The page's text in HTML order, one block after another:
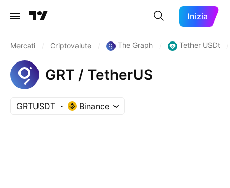
Inizia
Mercati Criptovalute The Graph Tether USDt
GRT / TetherUS
GRTUSDT Binance